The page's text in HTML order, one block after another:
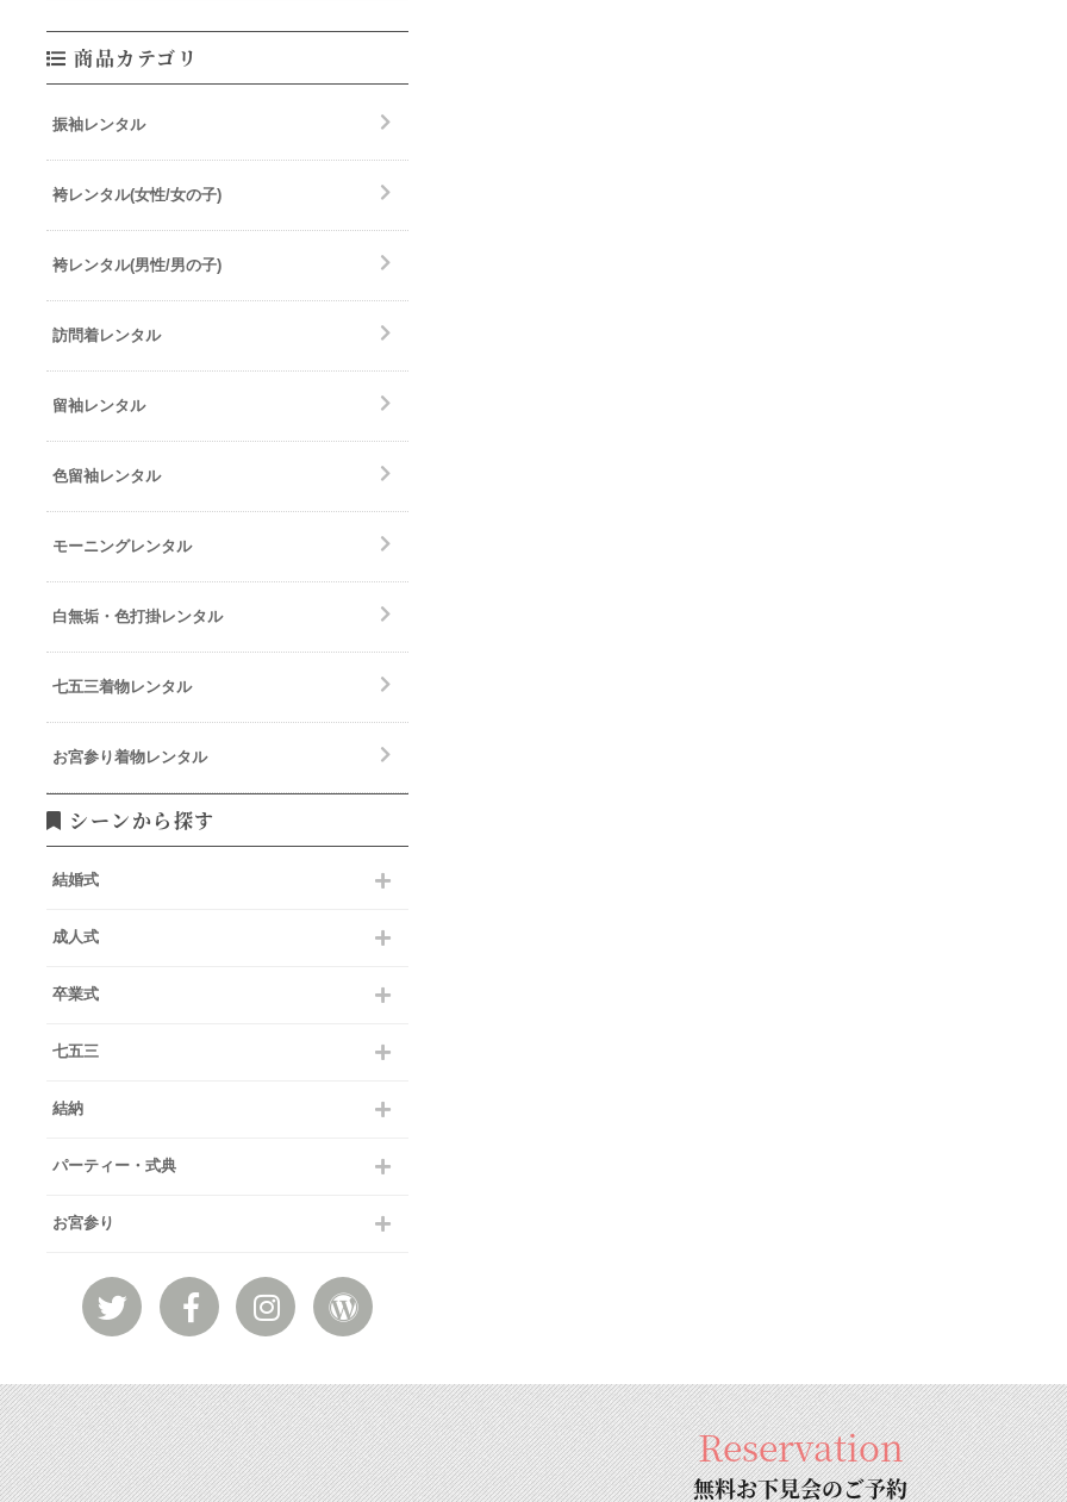
商品カテゴリ
振袖レンタル
袴レンタル(女性/女の子)
袴レンタル(男性/男の子)
訪問着レンタル
留袖レンタル
色留袖レンタル
モーニングレンタル
白無垢・色打掛レンタル
七五三着物レンタル
お宮参り着物レンタル
シーンから探す
結婚式
成人式
卒業式
七五三
結納
パーティー・式典
お宮参り
Reservation
無料お下見会のご予約